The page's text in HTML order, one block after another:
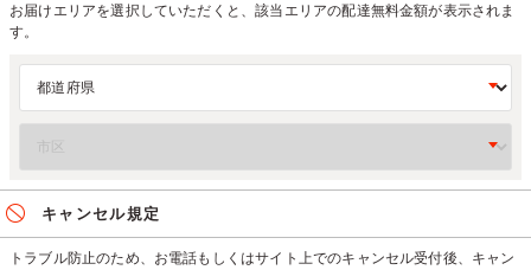
お届けエリアを選択していただくと、該当エリアの配達無料金額が表示されま
す。
キャンセル規定
トラブル防止のため、お電話もしくはサイト上でのキャンセル受付後、キャン